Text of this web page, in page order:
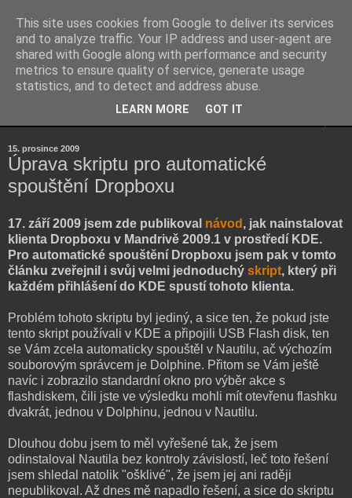
Kubův blog
...osobní blog Jakuba Šenka...
15. prosince 2009
Úprava skriptu pro automatické
spouštění Dropboxu
17. září 2009 jsem zde publikoval návod , jak nainstalovat
klienta Dropboxu v Mandrivě 2009.1 v prostředí KDE.
Pro automatické spouštění Dropboxu jsem pak v tomto
článku zveřejnil i svůj velmi jednoduchý skript, který při
každém přihlášení do KDE spustí tohoto klienta.
Problém tohoto skriptu byl jediný, a sice ten, že pokud jste
tento skript používali v KDE a připojili USB Flash disk, ten
se Vám zcela automaticky spouštěl v Nautilu, ač výchozím
souborovým správcem je Dolphine. Přitom se Vám ještě
navíc i zobrazilo standardní okno pro výběr akce s
flashdiskem, čili jste ve výsledku mohli mít otevřenu flashku
dvakrát, jednou v Dolphinu, jednou v Nautilu.
Dlouhou dobu jsem to měl vyřešené tak, že jsem
odinstaloval Nautila bez kontroly závislostí, leč toto řešení
jsem shledal natolik "ošklivé", že jsem jej ani raději
nepublikoval. Až dnes mě napadlo řešení, a sice do skriptu
This site uses cookies from Google to deliver its services
and to analyze traffic. Your IP address and user-agent are
shared with Google along with performance and security
metrics to ensure quality of service, generate usage
statistics, and to detect and address abuse.
LEARN MORE GOT IT